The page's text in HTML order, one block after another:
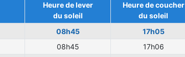
Heure de lever
du soleil
Heure de coucher
du soleil
08h45 17h05
08h45 17h06